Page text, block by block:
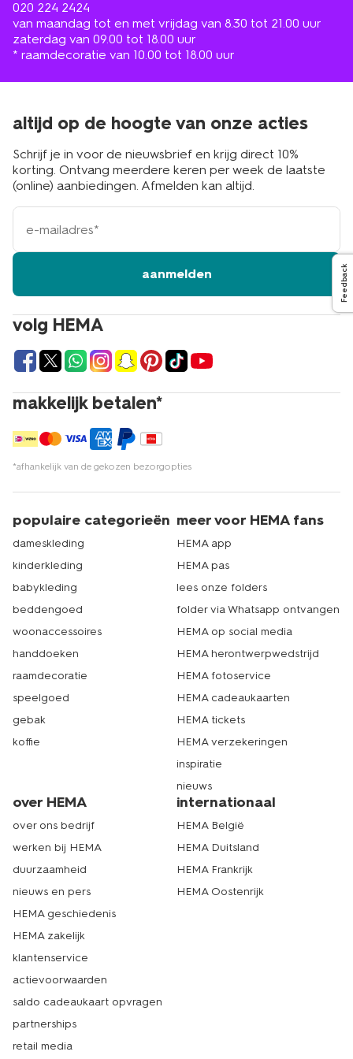
020 224 2424
van maandag tot en met vrijdag van 8.30 tot 21.00 uur
zaterdag van 09.00 tot 18.00 uur
* raamdecoratie van 10.00 tot 18.00 uur
volg HEMA
makkelijk betalen*
*afhankelijk van de gekozen bezorgopties
altijd op de hoogte van onze acties
Schrijf je in voor de nieuwsbrief en krijg direct 10%
korting. Ontvang meerdere keren per week de laatste
(online) aanbiedingen. Afmelden kan altijd.
e-
mailadres
aanmelden
populaire categorieën
dameskleding
kinderkleding
babykleding
beddengoed
woonaccessoires
handdoeken
raamdecoratie
speelgoed
gebak
koffie
meer voor HEMA fans
HEMA app
HEMA pas
lees onze folders
folder via Whatsapp ontvangen
HEMA op social media
HEMA herontwerpwedstrijd
HEMA fotoservice
HEMA cadeaukaarten
HEMA tickets
HEMA verzekeringen
inspiratie
nieuws
over HEMA
over ons bedrijf
werken bij HEMA
duurzaamheid
nieuws en pers
HEMA geschiedenis
HEMA zakelijk
klantenservice
actievoorwaarden
saldo cadeaukaart opvragen
partnerships
retail media
internationaal
HEMA België
HEMA Duitsland
HEMA Frankrijk
HEMA Oostenrijk
Feedback